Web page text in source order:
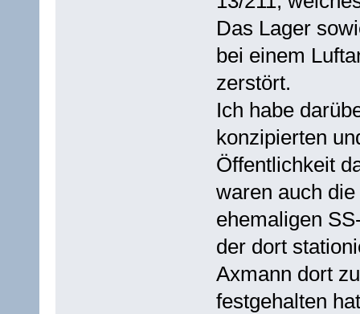
Das Lager
bei einem
zerstört.
Ich habe
konzipierten
Öffentlichkeit
waren auch
ehemaligen
der dort
Axmann dort
festgehalten